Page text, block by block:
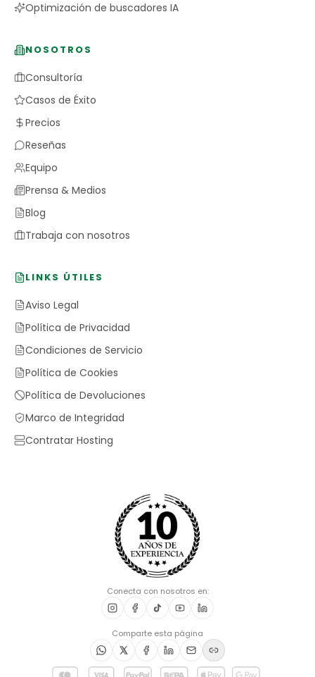
Optimización de buscadores IA
NOSOTROS
Consultoría
Casos de Éxito
Precios
Reseñas
Equipo
Prensa & Medios
Blog
Trabaja con nosotros
LINKS ÚTILES
Aviso Legal
Política de Privacidad
Condiciones de Servicio
Política de Cookies
Política de Devoluciones
Marco de Integridad
Contratar Hosting
Conecta con nosotros en:
Comparte esta página